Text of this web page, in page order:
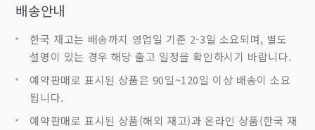
배송안내
한국 재고는 배송까지 영업일 기준 2-3일 소요되며, 별도
설명이 있는 경우 해당 출고 일정을 확인하시기 바랍니다.
예약판매로 표시된 상품은 90일~120일 이상 배송이 소요
됩니다.
예약판매로 표시된 상품(해외 재고)과 온라인 상품(한국 재